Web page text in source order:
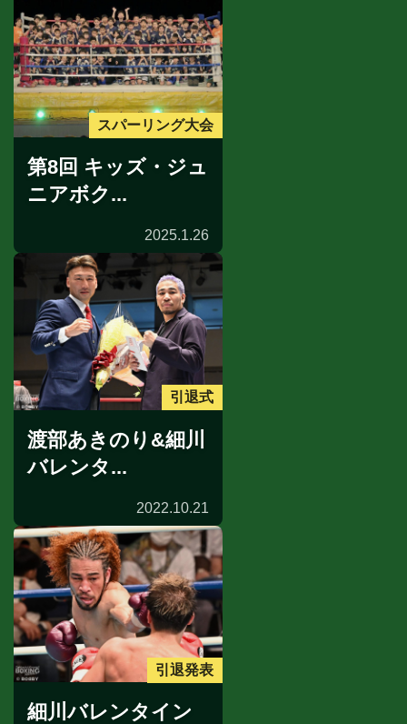
スパーリング大会
第8回 キッズ・ジュ
ニアボク...
2025.1.26
引退式
渡部あきのり&細川
バレンタ...
2022.10.21
引退発表
細川バレンタイン